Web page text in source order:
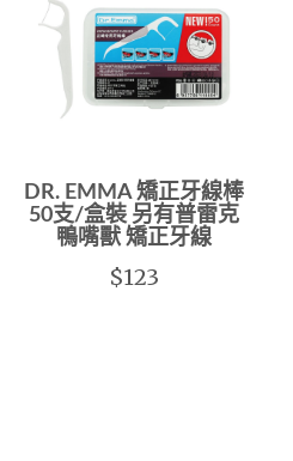
DR. EMMA 矯正牙線棒
50支/盒裝 另有普雷克
鴨嘴獸 矯正牙線
$123